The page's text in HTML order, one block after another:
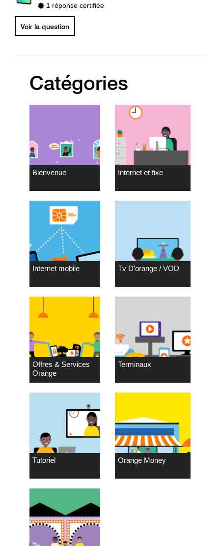
1 réponse certifiée
Voir la question
Catégories
Bienvenue Internet et fixe
Internet mobile Tv D’orange / VOD
Offres & Services
Orange
Terminaux
Tutoriel Orange Money